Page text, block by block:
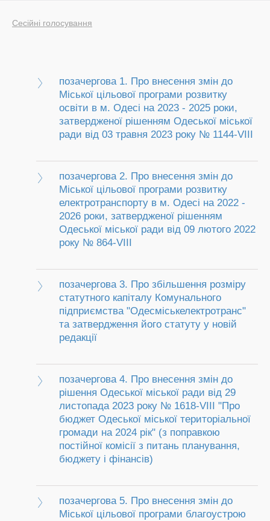
Сесійні голосування
позачергова 1. Про внесення змін до
Міської цільової програми розвитку
освіти в м. Одесі на 2023 - 2025 роки,
затвердженої рішенням Одеської міської
ради від 03 травня 2023 року № 1144-VIІІ
позачергова 2. Про внесення змін до
Міської цільової програми розвитку
електротранспорту в м. Одесі на 2022 -
2026 роки, затвердженої рішенням
Одеської міської ради від 09 лютого 2022
року № 864-VIІІ
позачергова 3. Про збільшення розміру
статутного капіталу Комунального
підприємства "Одесміськелектротранс"
та затвердження його статуту у новій
редакції
позачергова 4. Про внесення змін до
рішення Одеської міської ради від 29
листопада 2023 року № 1618-VІІІ "Про
бюджет Одеської міської територіальної
громади на 2024 рік" (з поправкою
постійної комісії з питань планування,
бюджету і фінансів)
позачергова 5. Про внесення змін до
Міської цільової програми благоустрою